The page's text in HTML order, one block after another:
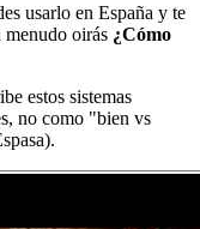
usarlo en España y te
menudo oirás ¿Cómo
estos sistemas
no como "bien vs